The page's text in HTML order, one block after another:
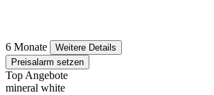
6 Monate
Weitere Details
Preisalarm setzen
Top Angebote
mineral white